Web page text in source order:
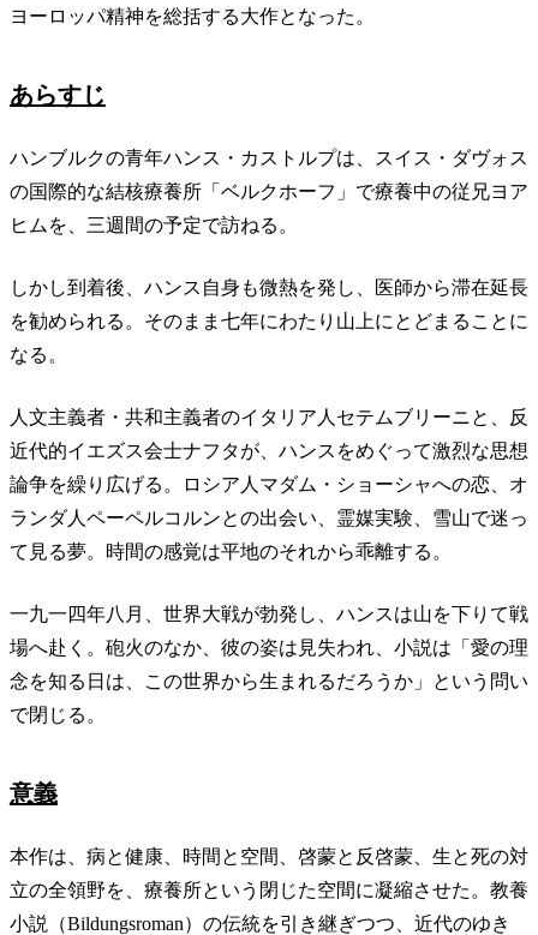
ヨーロッパ精神を総括する大作となった。
あらすじ
ハンブルクの青年ハンス・カストルプは、スイス・ダヴォス
の国際的な結核療養所「ベルクホーフ」で療養中の従兄ヨア
ヒムを、三週間の予定で訪ねる。
しかし到着後、ハンス自身も微熱を発し、医師から滞在延長
を勧められる。そのまま七年にわたり山上にとどまることに
なる。
人文主義者・共和主義者のイタリア人セテムブリーニと、反
近代的イエズス会士ナフタが、ハンスをめぐって激烈な思想
論争を繰り広げる。ロシア人マダム・ショーシャへの恋、オ
ランダ人ペーペルコルンとの出会い、霊媒実験、雪山で迷っ
て見る夢。時間の感覚は平地のそれから乖離する。
一九一四年八月、世界大戦が勃発し、ハンスは山を下りて戦
場へ赴く。砲火のなか、彼の姿は見失われ、小説は「愛の理
念を知る日は、この世界から生まれるだろうか」という問い
で閉じる。
意義
本作は、病と健康、時間と空間、啓蒙と反啓蒙、生と死の対
立の全領野を、療養所という閉じた空間に凝縮させた。教養
小説（Bildungsroman）の伝統を引き継ぎつつ、近代のゆき